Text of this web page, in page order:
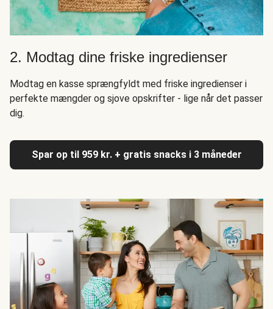
2. Modtag dine friske ingredienser
Modtag en kasse sprængfyldt med friske ingredienser i
perfekte mængder og sjove opskrifter - lige når det passer
dig.
Spar op til 959 kr. + gratis snacks i 3 måneder